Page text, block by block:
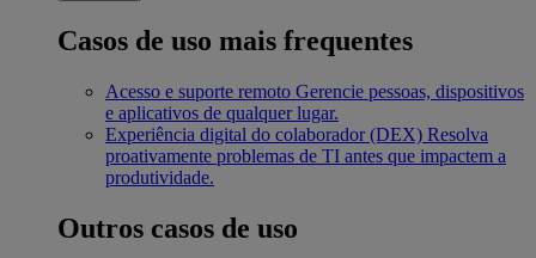
Casos de uso mais frequentes
Acesso e suporte remoto Gerencie pessoas, dispositivos
e aplicativos de qualquer lugar.
Experiência digital do colaborador (DEX) Resolva
proativamente problemas de TI antes que impactem a
produtividade.
Outros casos de uso